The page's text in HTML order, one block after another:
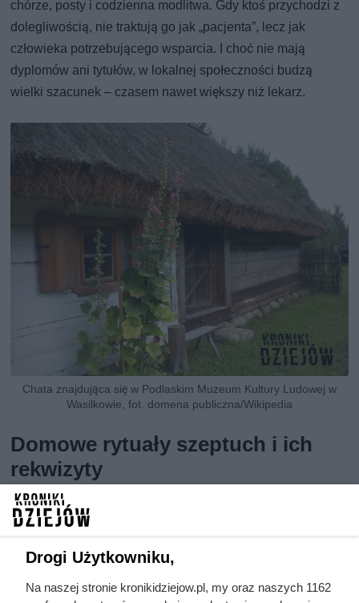
chórze, posty i codzienna modlitwa. Gdy ktoś przychodzi z
dolegliwością, nie traktują go jak „pacjenta”, lecz jak
człowieka potrzebującego wsparcia. I choć nie mają
dyplomów ani tytułów, w lokalnej społeczności budzą
wielki szacunek – czasem nawet większy niż lekarz.
Chata znajdująca się w Podlaskim Muzeum Kultury Ludowej w
Wasilkowie, fot. domena publiczna/Wikipedia
Domowe rytuały szeptuch i ich
rekwizyty
„Apteka nie jest mi potrzebna, bo wszystko mam pod ręką”
– mówią szeptuchy. W ich domowym „zestawie” leczniczym
pakuły, owcza wełna, chleb oraz woda święcona. Nic nie
jest tu przypadkowe – każdy przedmiot niesie znaczenie.
Drogi Użytkowniku,
Na naszej stronie kronikidziejow.pl, my oraz naszych 1162